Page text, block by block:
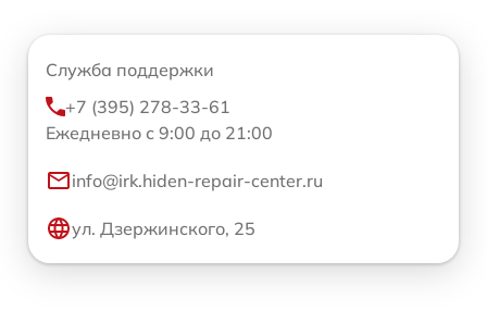
Служба поддержки
+7 (395) 278-33-61
Ежедневно с 9:00 до 21:00
info@irk.hiden-repair-center.ru
ул. Дзержинского, 25